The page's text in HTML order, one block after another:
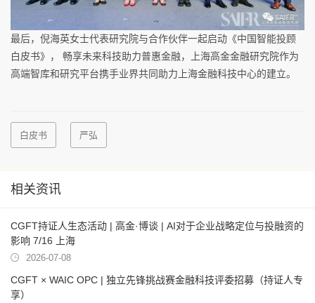
最后，倪海英女士代表研究院与合作伙伴一起启动《中国智能投顾
白皮书》， 畅享未来科技助力普惠金融，上海高金金融研究院作为
高端智库和研究平台携手业界共同助力上海金融科技中心的建立。
白皮书 严弘
相关资讯
CGFT持证人生态活动 | 高金·博谈 | AI对于企业战略定位与投融资的
影响 7/16 上海
2026-07-08
CGFT × WAIC OPC | 独立先锋挑战赛金融科技评委招募（持证人专
享）